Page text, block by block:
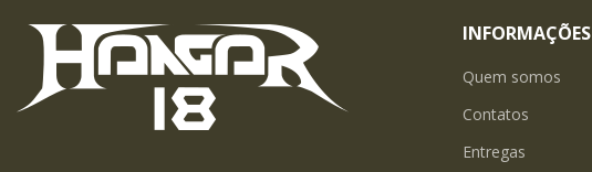
INFORMAÇÕES
Quem somos
Contatos
Entregas